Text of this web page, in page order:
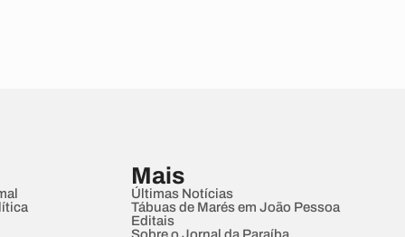
Mais
Últimas Notícias
Tábuas de Marés em João Pessoa
Editais